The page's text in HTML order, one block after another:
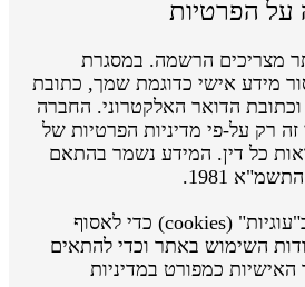
הפרטיות
מצריכים הרשמה. במסגרת
אישי כדוגמת שמך, כתובת
הדואר האלקטרוני. החברה
על-פי מדיניות הפרטיות של
כל דין. המידע נשמר בהתאם
1981.
באתר נעשה שימוש ב"עוגיות" (cookies) כדי לאסוף
השימוש באתר וכדי להתאים
כמפורט במדיניות